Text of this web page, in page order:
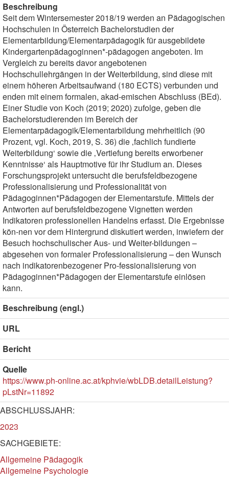
Beschreibung
Seit dem Wintersemester 2018/19 werden an Pädagogischen
Hochschulen in Österreich Bachelorstudien der
Elementarbildung/Elementarpädagogik für ausgebildete
Kindergartenpädagoginnen*-pädagogen angeboten. Im
Vergleich zu bereits davor angebotenen
Hochschullehrgängen in der Weiterbildung, sind diese mit
einem höheren Arbeitsaufwand (180 ECTS) verbunden und
enden mit einem formalen, akad-emischen Abschluss (BEd).
Einer Studie von Koch (2019; 2020) zufolge, geben die
Bachelorstudierenden im Bereich der
Elementarpädagogik/Elementarbildung mehrheitlich (90
Prozent, vgl. Koch, 2019, S. 36) die ‚fachlich fundierte
Weiterbildung‘ sowie die ‚Vertiefung bereits erworbener
Kenntnisse‘ als Hauptmotive für ihr Studium an. Dieses
Forschungsprojekt untersucht die berufsfeldbezogene
Professionalisierung und Professionalität von
Pädagoginnen*Pädagogen der Elementarstufe. Mittels der
Antworten auf berufsfeldbezogene Vignetten werden
Indikatoren professionellen Handelns erfasst. Die Ergebnisse
kön-nen vor dem Hintergrund diskutiert werden, inwiefern der
Besuch hochschulischer Aus- und Weiter-bildungen –
abgesehen von formaler Professionalisierung – den Wunsch
nach indikatorenbezogener Pro-fessionalisierung von
Pädagoginnen*Pädagogen der Elementarstufe einlösen
kann.
Beschreibung (engl.)
URL
Bericht
Quelle
https://www.ph-online.ac.at/kphvie/wbLDB.detailLeistung?
pLstNr=11892
ABSCHLUSSJAHR:
2023
SACHGEBIETE:
Allgemeine Pädagogik
Allgemeine Psychologie